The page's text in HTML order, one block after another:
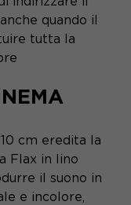
quando il
tutta la
cm eredita la
Flax in lino
il suono in
e incolore,